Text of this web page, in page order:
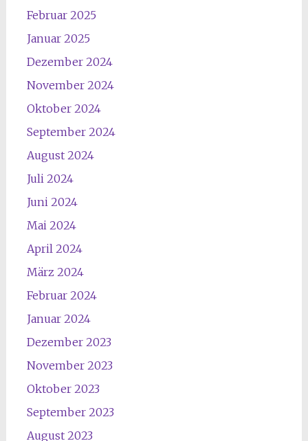
Februar 2025
Januar 2025
Dezember 2024
November 2024
Oktober 2024
September 2024
August 2024
Juli 2024
Juni 2024
Mai 2024
April 2024
März 2024
Februar 2024
Januar 2024
Dezember 2023
November 2023
Oktober 2023
September 2023
August 2023